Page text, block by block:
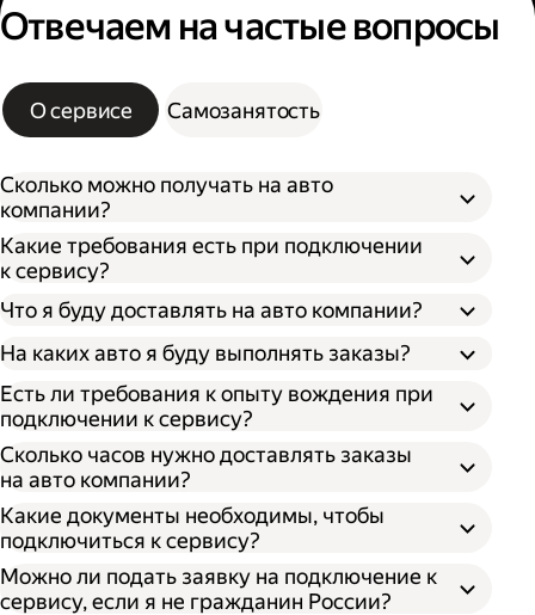
Отвечаем на частые вопросы
О сервисе Самозанятость
Сколько можно получать на авто
компании?
Какие требования есть при подключении
к сервису?
Что я буду доставлять на авто компании?
На каких авто я буду выполнять заказы?
Есть ли требования к опыту вождения при
подключении к сервису?
Сколько часов нужно доставлять заказы
на авто компании?
Какие документы необходимы, чтобы
подключиться к сервису?
Можно ли подать заявку на подключение к
сервису, если я не гражданин России?